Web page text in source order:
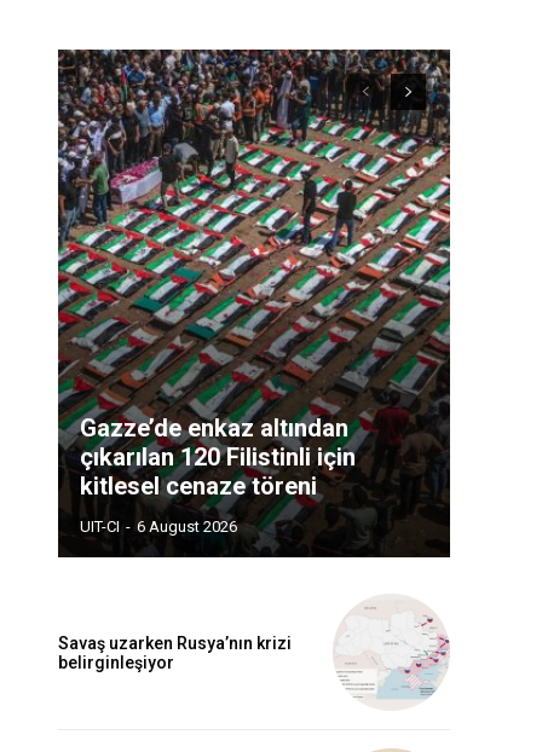
Gazze’de enkaz altından
çıkarılan 120 Filistinli için
kitlesel cenaze töreni
UIT-CI - 6 August 2026
Savaş uzarken Rusya’nın krizi
belirginleşiyor